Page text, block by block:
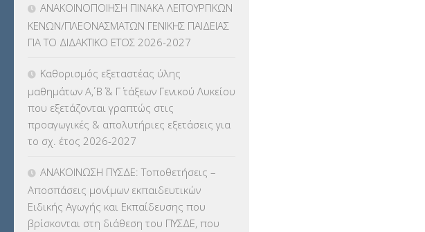
ΚΕΣΥ (60)
ΚΕΣΥΠ(109)
ΚΠγ – ΚΡΑΤΙΚΟ ΠΙΣΤΟΠΟΙΗΤΙΚΟ
ΓΛΩΣΣΟΜΑΘΕΙΑΣ(135)
ΚΠπ- ΚΡΑΤΙΚΟ ΠΙΣΤΟΠΟΙΗΤΙΚΟ
ΠΛΗΡΟΦΟΡΙΚΗΣ(12)
ΛΟΙΠΑ(309)
ΜΑΘΗΤΕΙΑ(275)
ΑΝΑΚΟΙΝΟΠΟΙΗΣΗ ΠΙΝΑΚΑ ΛΕΙΤΟΥΡΓΙΚΩΝ
ΚΕΝΩΝ/ΠΛΕΟΝΑΣΜΑΤΩΝ ΓΕΝΙΚΗΣ ΠΑΙΔΕΙΑΣ
ΓΙΑ ΤΟ ΔΙΔΑΚΤΙΚΟ ΕΤΟΣ 2026-2027
Καθορισμός εξεταστέας ύλης
μαθημάτων Α΄, Β΄ & Γ΄ τάξεων Γενικού Λυκείου
που εξετάζονται γραπτώς στις
προαγωγικές & απολυτήριες εξετάσεις για
το σχ. έτος 2026-2027
ΑΝΑΚΟΙΝΩΣΗ ΠΥΣΔΕ: Τοποθετήσεις –
Αποσπάσεις μονίμων εκπαιδευτικών
Ειδικής Αγωγής και Εκπαίδευσης που
βρίσκονται στη διάθεση του ΠΥΣΔΕ, που